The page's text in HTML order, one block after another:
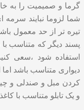
گرما و صمیمیت را به
شما لزوما نبایند
تیره تر از حد معمول
پسند دیگر که متناسب
استفاده شود ،سعی
دیواری متناسب باشد
کردن مبل و صندلی و
و یک تابلو متناسب با